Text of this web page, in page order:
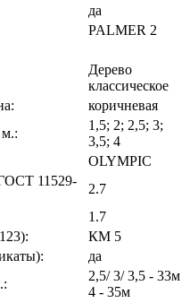
да
PALMER 2
Дерево
классическое
коричневая
1,5; 2; 2,5; 3;
3,5; 4
OLYMPIC
11529-
2.7
1.7
КМ 5
да
2,5/ 3/ 3,5 - 33м
4 - 35м